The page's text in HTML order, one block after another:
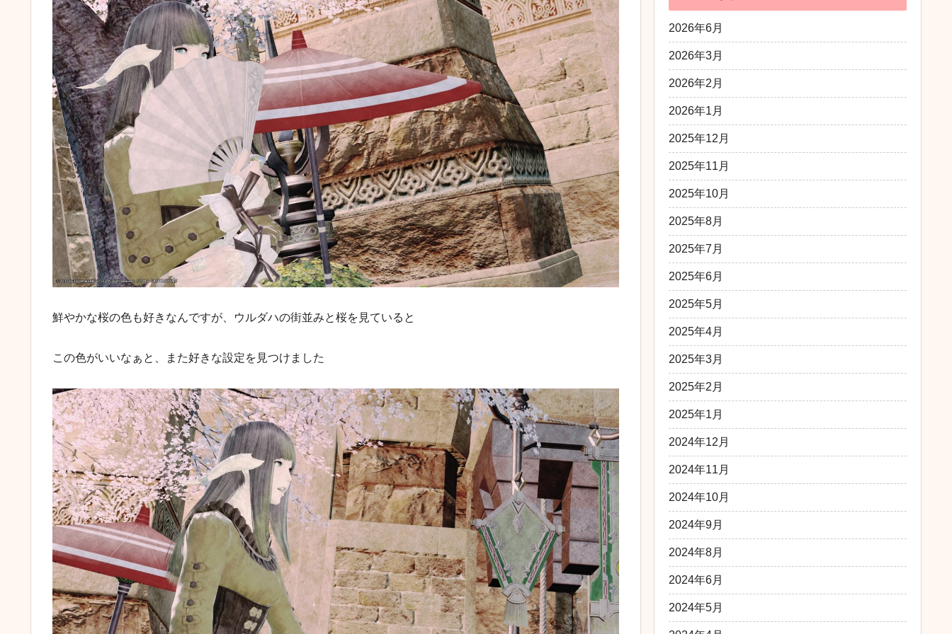
鮮やかな桜の色も好きなんですが、ウルダハの街並みと桜を見ていると
この色がいいなぁと、また好きな設定を見つけました
2026年6月
2026年3月
2026年2月
2026年1月
2025年12月
2025年11月
2025年10月
2025年8月
2025年7月
2025年6月
2025年5月
2025年4月
2025年3月
2025年2月
2025年1月
2024年12月
2024年11月
2024年10月
2024年9月
2024年8月
2024年6月
2024年5月